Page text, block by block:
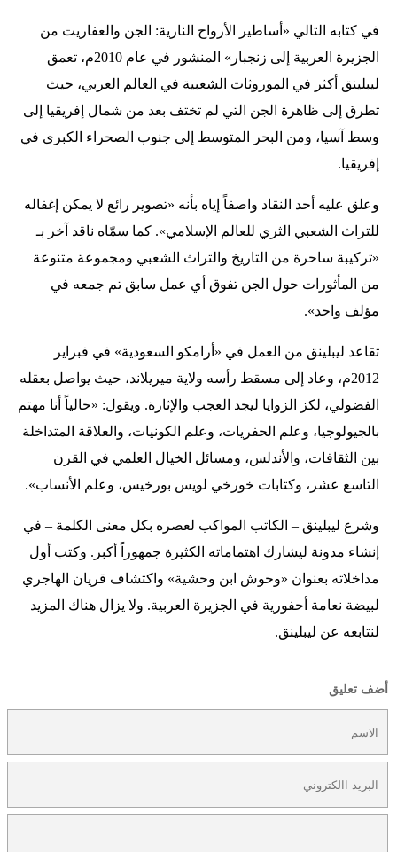
في كتابه التالي «أساطير الأرواح النارية: الجن والعفاريت من
الجزيرة العربية إلى زنجبار» المنشور في عام 2010م، تعمق
ليبلينق أكثر في الموروثات الشعبية في العالم العربي، حيث
تطرق إلى ظاهرة الجن التي لم تختف بعد من شمال إفريقيا إلى
وسط آسيا، ومن البحر المتوسط إلى جنوب الصحراء الكبرى في
إفريقيا.
وعلق عليه أحد النقاد واصفاً إياه بأنه «تصوير رائع لا يمكن إغفاله
للتراث الشعبي الثري للعالم الإسلامي». كما سمّاه ناقد آخر بـ
«تركيبة ساحرة من التاريخ والتراث الشعبي ومجموعة متنوعة
من المأثورات حول الجن تفوق أي عمل سابق تم جمعه في
مؤلف واحد».
تقاعد ليبلينق من العمل في «أرامكو السعودية» في فبراير
2012م، وعاد إلى مسقط رأسه ولاية ميريلاند، حيث يواصل بعقله
الفضولي، لكز الزوايا ليجد العجب والإثارة. ويقول: «حالياً أنا مهتم
بالجيولوجيا، وعلم الحفريات، وعلم الكونيات، والعلاقة المتداخلة
بين الثقافات، والأندلس، ومسائل الخيال العلمي في القرن
التاسع عشر، وكتابات خورخي لويس بورخيس، وعلم الأنساب».
وشرع ليبلينق – الكاتب المواكب لعصره بكل معنى الكلمة – في
إنشاء مدونة ليشارك اهتماماته الكثيرة جمهوراً أكبر. وكتب أول
مداخلاته بعنوان «وحوش ابن وحشية» واكتشاف قريان الهاجري
لبيضة نعامة أحفورية في الجزيرة العربية. ولا يزال هناك المزيد
لنتابعه عن ليبلينق.
أضف تعليق